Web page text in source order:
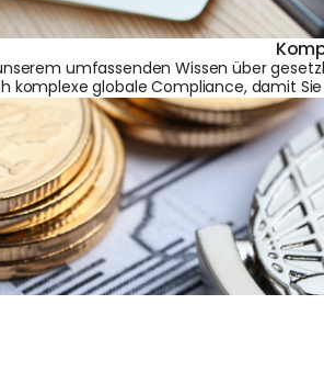
umfassenden Wissen über
komplexe globale Compliance, damit